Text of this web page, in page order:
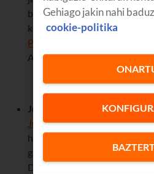
baduzu, bakarrik aritu behar
konfiguratu, armak aukeratu
Play Store
rako prestatuta
Android 6.0 instalatua izan
Jurassic World Alive.
Jurassic Worldetik, eta hara
helburua, baina, ez da guztiak
galzoritik salbatu behar
Dinosauroak Babesteko
Gehiago jakin nahi
cookie-politika